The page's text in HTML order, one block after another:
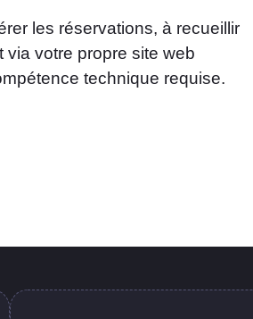
les réservations, à recueillir
via votre propre site web
technique requise.